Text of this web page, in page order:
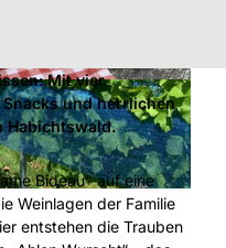
© Naturpark Habichtswald, Susan Bideau |
CC-BY
Mit vier
und herrlichen
Habichtswald.
Bideau" auf eine
Weinlagen der Familie
entstehen die Trauben